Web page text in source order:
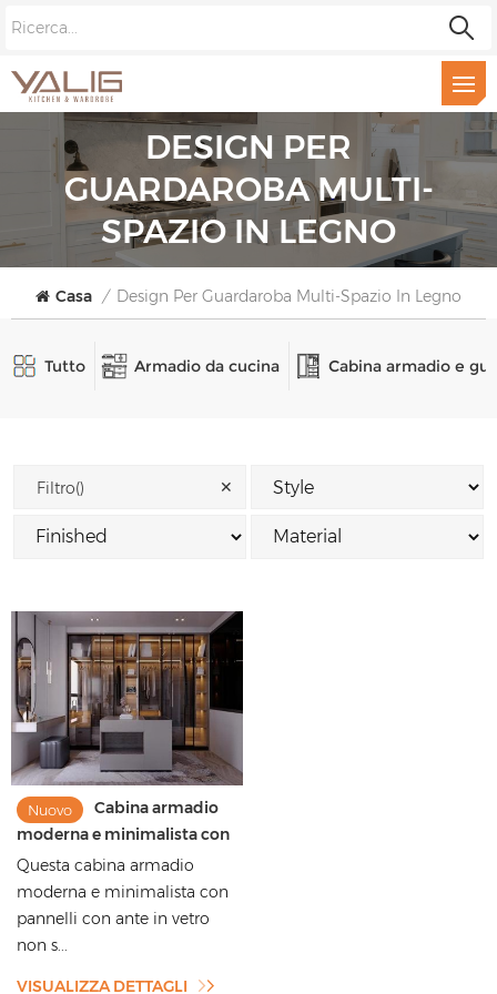
DESIGN PER
GUARDAROBA MULTI-
SPAZIO IN LEGNO
Casa / Design Per Guardaroba Multi-Spazio In Legno
Tutto Armadio da cucina Cabina armadio e
Filtro() ✕
Nuovo
Cabina armadio
moderna e minimalista con
pannello in vetro e legno
massello
Questa cabina armadio
moderna e minimalista con
pannelli con ante in vetro
non s...
VISUALIZZA DETTAGLI